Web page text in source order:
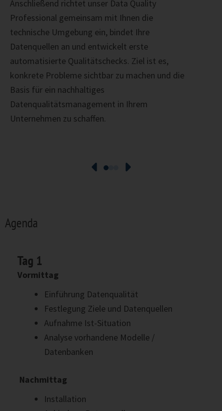
Anschließend richtet unser Data Quality
Professional gemeinsam mit Ihnen die
technische Umgebung ein, bindet Ihre
Datenquellen an und entwickelt erste
automatisierte Qualitätschecks. Ziel ist es,
konkrete Probleme sichtbar zu machen und die
Basis für ein nachhaltiges
Datenqualitätsmanagement in Ihrem
Unternehmen zu schaffen.
Agenda
Tag 1
Vormittag
Einführung Datenqualität
Festlegung Ziele und Datenquellen
Aufnahme Ist-Situation
Analyse vorhandene Modelle /
Datenbanken
Nachmittag
Installation